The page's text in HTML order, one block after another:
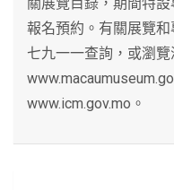
報名預約。有關展覽
七九一一查詢，或瀏覽
www.icm.gov.mo。